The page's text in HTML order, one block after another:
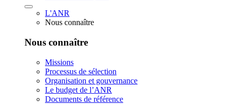
L'ANR
Nous connaître
Nous connaître
Missions
Processus de sélection
Organisation et gouvernance
Le budget de l’ANR
Documents de référence